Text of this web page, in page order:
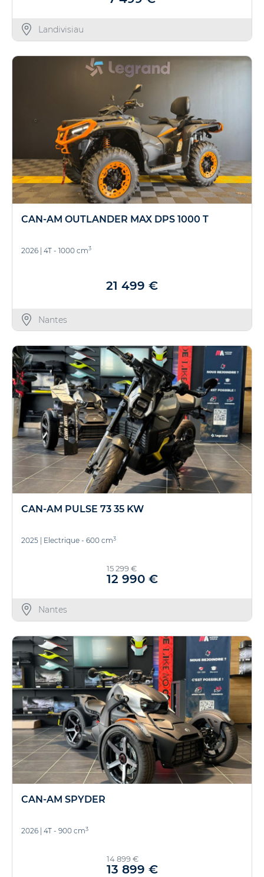
Landivisiau
CAN-AM OUTLANDER MAX DPS 1000 T
2026 | 4T - 1000 cm3
21 499 €
Nantes
CAN-AM PULSE 73 35 KW
2025 Electrique - 600 cm3
15 299 €
12 990 €
Nantes
CAN-AM SPYDER
2026 4T - 900 cm3
14 899 €
13 899 €